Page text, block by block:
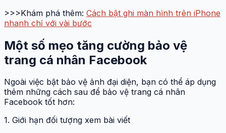
>>>Khám phá thêm: Cách bật ghi màn hình trên iPhone
nhanh chỉ với vài bước
Một số mẹo tăng cường bảo vệ
trang cá nhân Facebook
Ngoài việc bật bảo vệ ảnh đại diện, bạn có thể áp dụng
thêm những cách sau để bảo vệ trang cá nhân
Facebook tốt hơn:
1. Giới hạn đối tượng xem bài viết